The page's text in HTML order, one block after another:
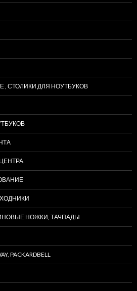
СТОЛИКИ ДЛЯ НОУТБУКОВ
НОЖКИ, ТАЧПАДЫ
PACKARDBELL